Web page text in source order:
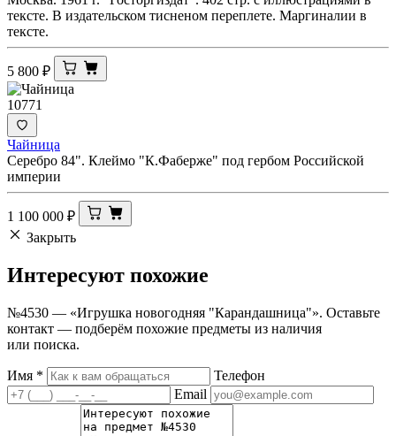
тексте. В издательском тисненом переплете. Маргиналии в
тексте.
5 800 ₽
10771
Чайница
Серебро 84". Клеймо "К.Фаберже" под гербом Российской
империи
1 100 000 ₽
Закрыть
Интересуют похожие
№4530 — «Игрушка новогодняя "Карандашница"». Оставьте
контакт — подберём похожие предметы из наличия
или поиска.
Имя *
Телефон
Email